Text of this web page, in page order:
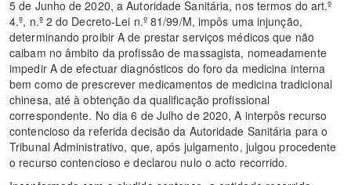
5 de Junho de 2020, a Autoridade Sanitária, nos termos do art.º
4.º, n.º 2 do Decreto-Lei n.º 81/99/M, impôs uma injunção,
determinando proibir A de prestar serviços médicos que não
caibam no âmbito da profissão de massagista, nomeadamente
impedir A de efectuar diagnósticos do foro da medicina interna
bem como de prescrever medicamentos de medicina tradicional
chinesa, até à obtenção da qualificação profissional
correspondente. No dia 6 de Julho de 2020, A interpôs recurso
contencioso da referida decisão da Autoridade Sanitária para o
Tribunal Administrativo, que, após julgamento, julgou procedente
o recurso contencioso e declarou nulo o acto recorrido.